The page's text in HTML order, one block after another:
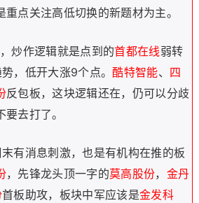
点关注高低切换的新题材为主。
炒作逻辑就是点到的首都在线弱转
，低开大涨9个点。酷特智能、 四
反包板，这块逻辑还在，仍可以分歧
去打了。
末有消息刺激，也是有机构在推的板
，先锋龙头顶一字的莫高股份， 金丹
首板助攻，板块中军应该是金发科